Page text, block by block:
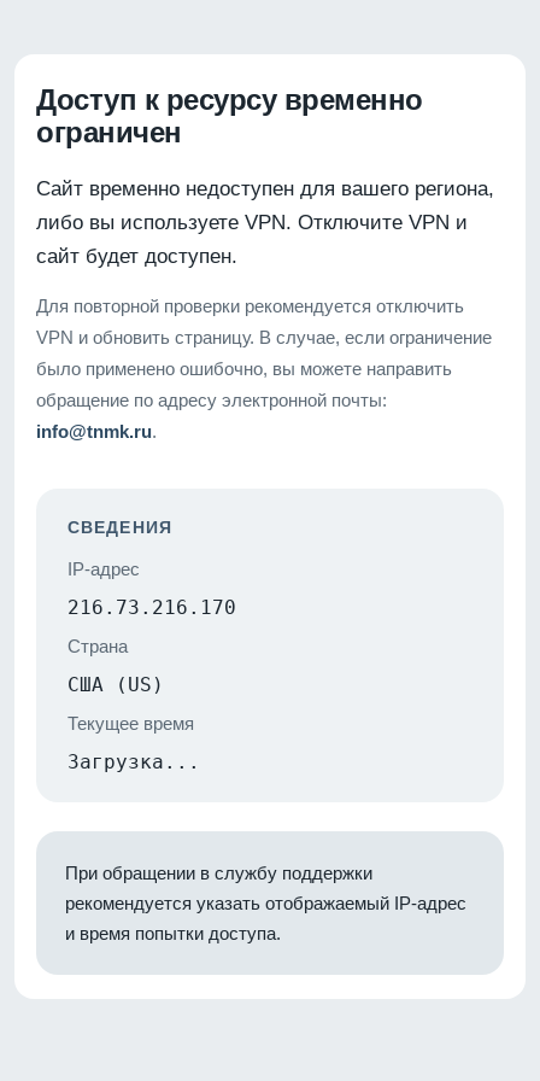
Доступ к ресурсу временно
ограничен
Сайт временно недоступен для вашего региона,
либо вы используете VPN. Отключите VPN и
сайт будет доступен.
Для повторной проверки рекомендуется отключить
VPN и обновить страницу. В случае, если ограничение
было применено ошибочно, вы можете направить
обращение по адресу электронной почты:
info@tnmk.ru.
СВЕДЕНИЯ
IP-адрес
216.73.216.170
Страна
США (US)
Текущее время
Загрузка...
При обращении в службу поддержки
рекомендуется указать отображаемый IP-адрес
и время попытки доступа.